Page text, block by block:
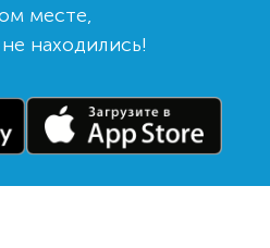
месте,
находились!